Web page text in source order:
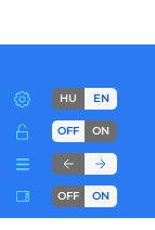
HU EN
OFF ON
OFF ON